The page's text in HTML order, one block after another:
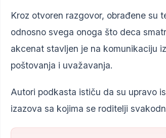
Kroz otvoren razgovor, obrađene su
odnosno svega onoga što deca
akcenat stavljen je na komunikaciju
poštovanja i uvažavanja.
Autori podkasta ističu da su upravo
izazova sa kojima se roditelji